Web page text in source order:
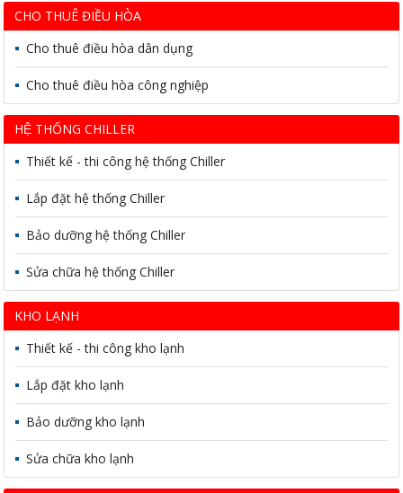
CHO THUÊ ĐIỀU HÒA
Cho thuê điều hòa dân dụng
Cho thuê điều hòa công nghiệp
HỆ THỐNG CHILLER
Thiết kế - thi công hệ thống Chiller
Lắp đặt hệ thống Chiller
Bảo dưỡng hệ thống Chiller
Sửa chữa hệ thống Chiller
KHO LẠNH
Thiết kế - thi công kho lạnh
Lắp đặt kho lạnh
Bảo dưỡng kho lạnh
Sửa chữa kho lạnh